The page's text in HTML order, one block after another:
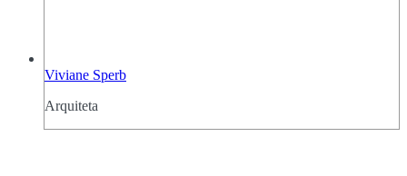
Viviane Sperb
Arquiteta